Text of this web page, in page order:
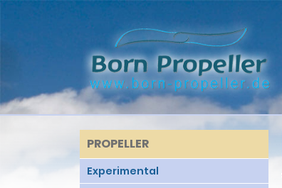
PROPELLER
Experimental